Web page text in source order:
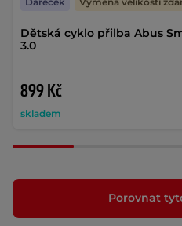
Dětská cyklo přilba Abus
3.0
899 Kč
skladem
Porovnat